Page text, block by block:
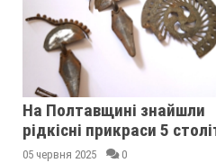
На Полтавщині знайшли
рідкісні прикраси 5
05 червня 2025 0